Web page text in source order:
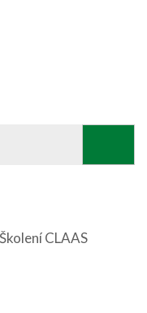
CLAAS